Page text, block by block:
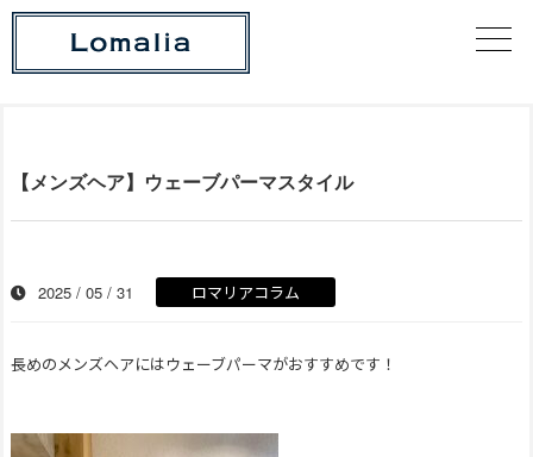
【メンズヘア】ウェーブパーマスタイル
2025 / 05 / 31 ロマリアコラム
長めのメンズヘアにはウェーブパーマがおすすめです！